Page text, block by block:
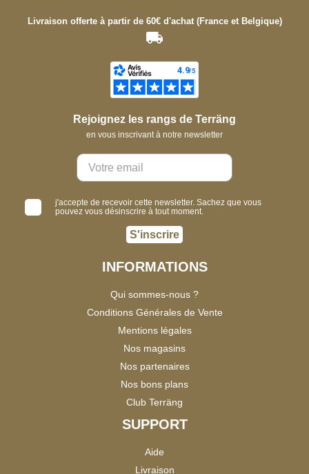
Livraison offerte à partir de 60€ d'achat (France et Belgique)
Rejoignez les rangs de Terräng
en vous inscrivant à notre newsletter
j'accepte de recevoir cette newsletter. Sachez que vous
pouvez vous désinscrire à tout moment.
S'inscrire
INFORMATIONS
Qui sommes-nous ?
Conditions Générales de Vente
Mentions légales
Nos magasins
Nos partenaires
Nos bons plans
Club Terräng
SUPPORT
Aide
Livraison